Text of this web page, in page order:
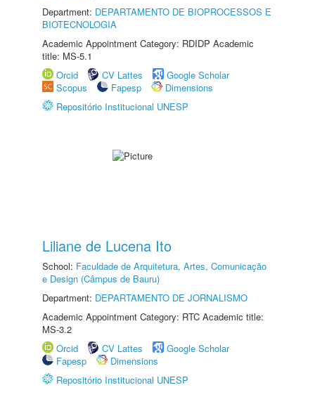
Department: DEPARTAMENTO DE BIOPROCESSOS E
BIOTECNOLOGIA
Academic Appointment Category: RDIDP Academic
title: MS-5.1
Orcid
CV Lattes
Google Scholar
Scopus
Fapesp
Dimensions
Repositório Institucional UNESP
Liliane de Lucena Ito
School: Faculdade de Arquitetura, Artes, Comunicação
e Design (Câmpus de Bauru)
Department: DEPARTAMENTO DE JORNALISMO
Academic Appointment Category: RTC Academic title:
MS-3.2
Orcid
CV Lattes
Google Scholar
Fapesp
Dimensions
Repositório Institucional UNESP